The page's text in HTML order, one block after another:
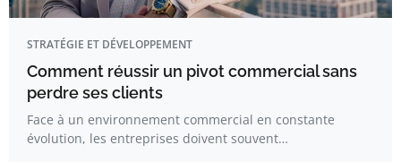
STRATÉGIE ET DÉVELOPPEMENT
Comment réussir un pivot commercial sans
perdre ses clients
Face à un environnement commercial en constante
évolution, les entreprises doivent souvent…